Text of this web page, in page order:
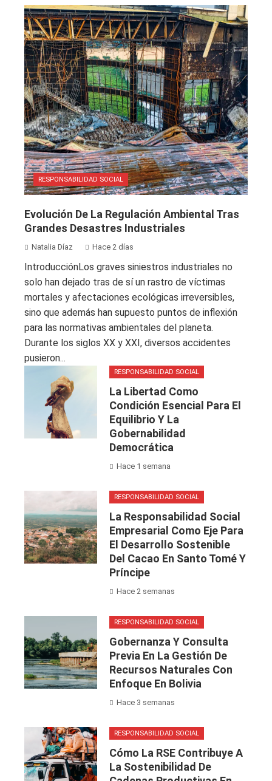
RESPONSABILIDAD SOCIAL
Evolución De La Regulación Ambiental Tras
Grandes Desastres Industriales
Natalia Díaz Hace 2 días
IntroducciónLos graves siniestros industriales no
solo han dejado tras de sí un rastro de víctimas
mortales y afectaciones ecológicas irreversibles,
sino que además han supuesto puntos de inflexión
para las normativas ambientales del planeta.
Durante los siglos XX y XXI, diversos accidentes
pusieron...
RESPONSABILIDAD SOCIAL
La Libertad Como
Condición Esencial Para El
Equilibrio Y La
Gobernabilidad
Democrática
Hace 1 semana
RESPONSABILIDAD SOCIAL
La Responsabilidad Social
Empresarial Como Eje Para
El Desarrollo Sostenible
Del Cacao En Santo Tomé Y
Príncipe
Hace 2 semanas
RESPONSABILIDAD SOCIAL
Gobernanza Y Consulta
Previa En La Gestión De
Recursos Naturales Con
Enfoque En Bolivia
Hace 3 semanas
RESPONSABILIDAD SOCIAL
Cómo La RSE Contribuye A
La Sostenibilidad De